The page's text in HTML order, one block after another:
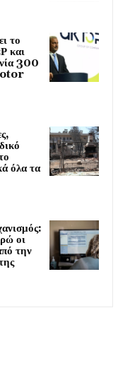
το
και
300
όλα τα
οι
την